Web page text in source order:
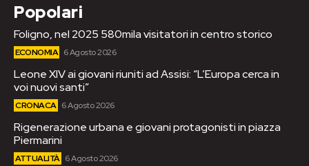
Popolari
Foligno, nel 2025 580mila visitatori in centro storico
ECONOMIA 6 Agosto 2026
Leone XIV ai giovani riuniti ad Assisi: “L’Europa cerca in
voi nuovi santi”
CRONACA 6 Agosto 2026
Rigenerazione urbana e giovani protagonisti in piazza
Piermarini
ATTUALITÀ 6 Agosto 2026